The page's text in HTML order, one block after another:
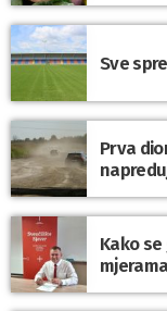
Sve
Prva
Kako